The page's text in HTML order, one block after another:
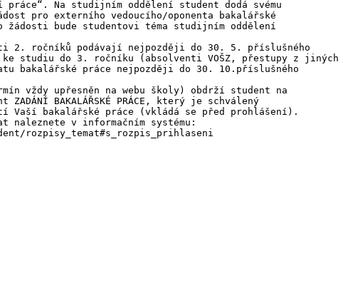
práce“. Na studijním oddělení student dodá svému
pro externího vedoucího/oponenta bakalářské
bude studentovi téma studijním oddělení
2. ročníků podávají nejpozději do 30. 5. příslušného
studiu do 3. ročníku (absolventi VOŠZ, přestupy z jiných
bakalářské práce nejpozději do 30. 10.příslušného
vždy upřesněn na webu školy) obdrží student na
BAKALÁŘSKÉ PRÁCE, který je schválený
Vaší bakalářské práce (vkládá se před prohlášení).
naleznete v informačním systému:
rozpisy_temat#s_rozpis_prihlaseni